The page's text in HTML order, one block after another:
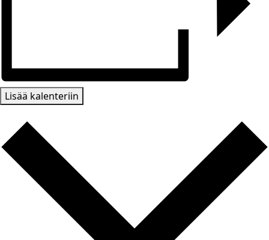
Lisää kalenteriin